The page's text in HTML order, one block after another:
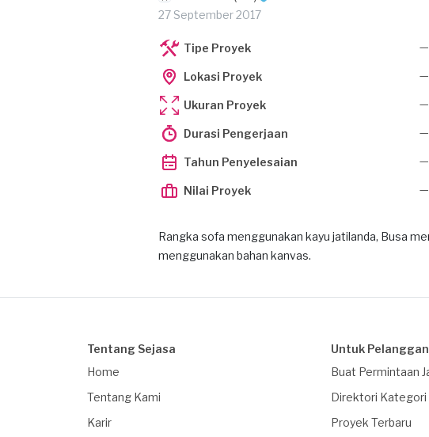
27 September 2017
Tipe Proyek —
Lokasi Proyek —
Ukuran Proyek —
Durasi Pengerjaan —
Tahun Penyelesaian —
Nilai Proyek —
Rangka sofa menggunakan kayu jatilanda, Busa
menggunakan bahan kanvas.
Tentang Sejasa
Home
Tentang Kami
Karir
Untuk Pelanggan
Buat Permintaan
Direktori Kategori
Proyek Terbaru